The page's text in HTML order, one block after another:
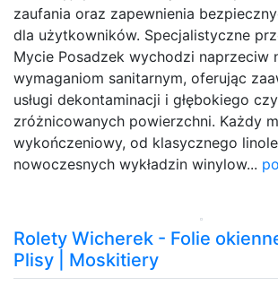
zaufania oraz zapewnienia
dla użytkowników. Specjalistyczne
Mycie Posadzek wychodzi naprzeciw
wymaganiom sanitarnym, oferując
usługi dekontaminacji i głębokiego
zróżnicowanych powierzchni. Każdy
wykończeniowy, od klasycznego
nowoczesnych wykładzin winylow...
Rolety Wicherek - Folie
Plisy | Moskitiery